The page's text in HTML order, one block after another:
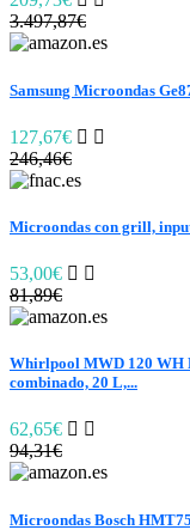
3.497,87€
Samsung Microondas
127,67€
246,46€
Microondas con grill,
53,00€
81,89€
Whirlpool MWD 120 WH
combinado, 20 L,...
62,65€
94,31€
Microondas Bosch